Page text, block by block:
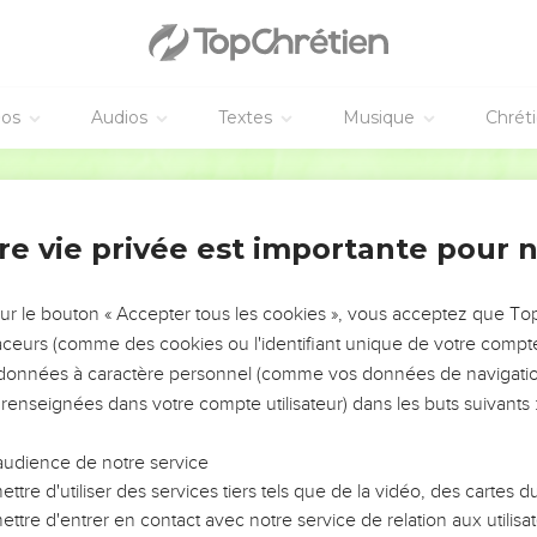
Audios Textes Musique
générations depuis Abraham jusqu’à David, puis
furent déportés à Babylone, et quatorze depuis cette époque
Christ
Jésus-Christ est né. Marie, sa mère, était fiancée à
un homme droit et ne voulait pas la dénoncer
ange du Seigneur lui apparut dans un rêve et lui dit : «
Marie, car c’est par l’action du Saint-Esprit qu’elle attend un
un fils, que tu appelleras Jésus, car il sauvera son peuple de ses
se réalise ce que le Seigneur avait dit par le prophète :
il agit comme l’ange du Seigneur le lui avait ordonné et
vie privée est importante pour
le bouton « Accepter tous les cookies », vous acceptez que
(comme des cookies ou l'identifiant unique de votre
à caractère personnel (comme vos données de
dans votre compte utilisateur) dans les buts suivants :
de notre service
d'utiliser des services tiers tels que de la vidéo, des cartes
d'entrer en contact avec notre service de relation aux